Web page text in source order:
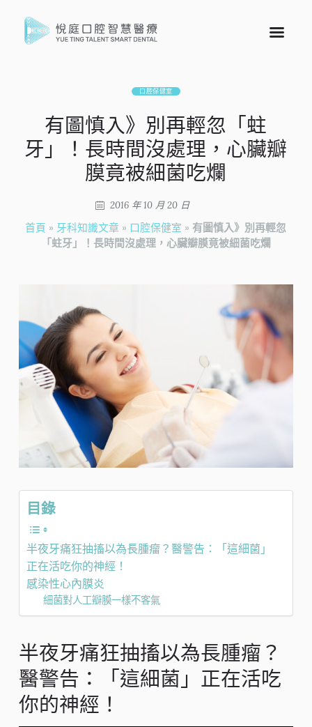
口腔保健室
有圖慎入》別再輕忽「蛀
牙」！長時間沒處理，心臟瓣
膜竟被細菌吃爛
2016 年 10 月 20 日
首頁 » 牙科知識文章 » 口腔保健室 »有圖慎入》別再輕忽
「蛀牙」！長時間沒處理，心臟瓣膜竟被細菌吃爛
目錄
半夜牙痛狂抽搐以為長腫瘤？醫警告：「這細菌」
正在活吃你的神經！
感染性心內膜炎
細菌對人工瓣膜一樣不客氣
半夜牙痛狂抽搐以為長腫瘤？
醫警告：「這細菌」正在活吃
你的神經！